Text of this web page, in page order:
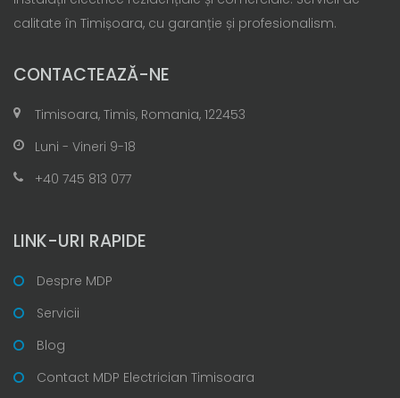
calitate în Timișoara, cu garanție și profesionalism.
CONTACTEAZĂ-NE
Timisoara, Timis, Romania, 122453
Luni - Vineri 9-18
+40 745 813 077
LINK-URI RAPIDE
Despre MDP
Servicii
Blog
Contact MDP Electrician Timisoara